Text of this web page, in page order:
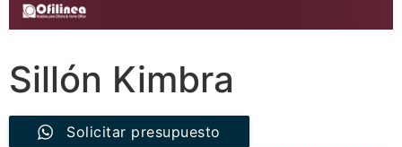
Sillón Kimbra
Solicitar presupuesto